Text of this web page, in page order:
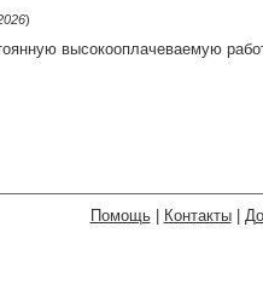
)
высокооплачеваемую
Помощь| Контакты|